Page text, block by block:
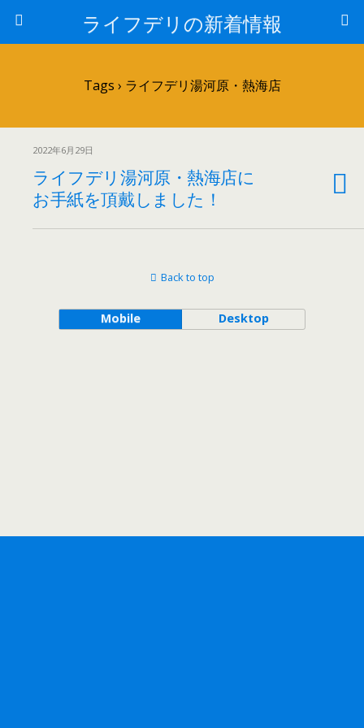
ライフデリの新着情報
Tags › ライフデリ湯河原・熱海店
2022年6月29日
ライフデリ湯河原・熱海店に
お手紙を頂戴しました！
Back to top
Mobile Desktop